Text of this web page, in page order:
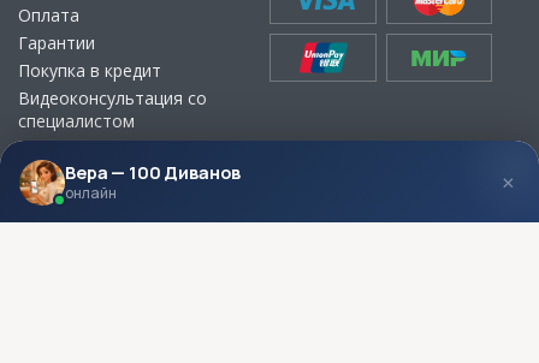
Оплата
Гарантии
Покупка в кредит
Видеоконсультация со
специалистом
Выбор ткани для мебели без
визита в магазин
МЫ В СОЦСЕТЯХ КОНТАКТЫ
Вера — 100 Диванов
онлайн ×